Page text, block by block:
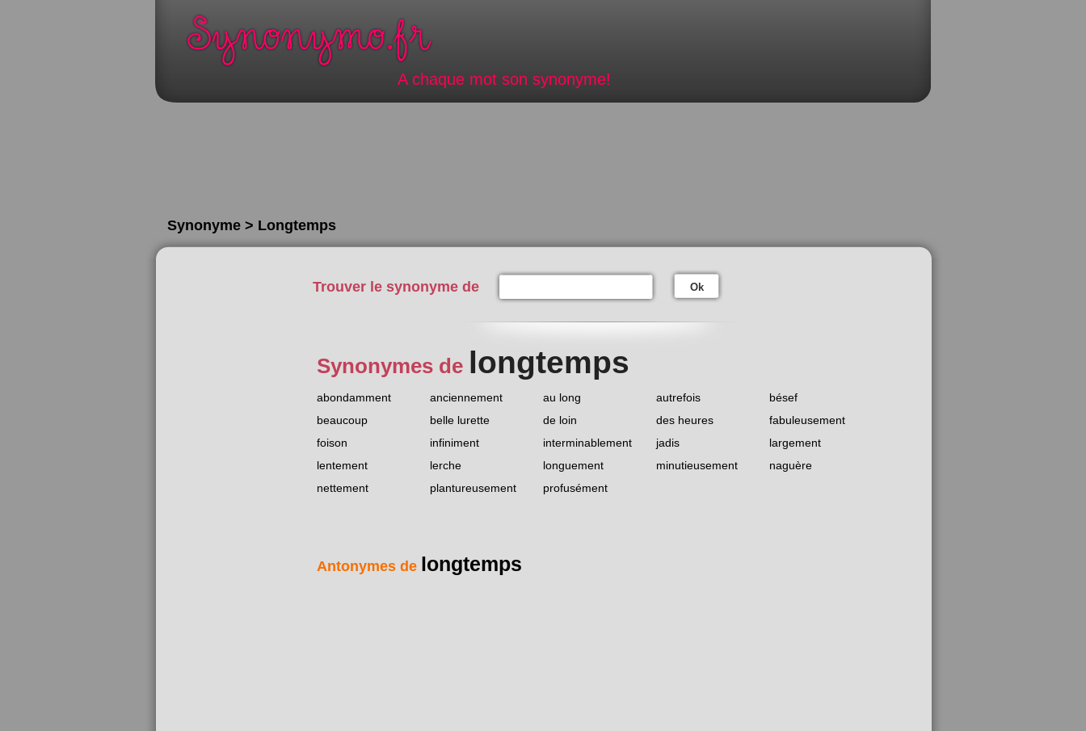
A chaque mot son synonyme!
Synonyme > Longtemps
Trouver le synonyme de Ok
Synonymes de longtemps
abondamment anciennement au long autrefois
bésef
beaucoup
belle lurette de loin des heures
fabuleusement
foison
infiniment interminablement jadis
largement
lentement
lerche longuement minutieusement
naguère
nettement
plantureusement profusément
Antonymes de longtemps